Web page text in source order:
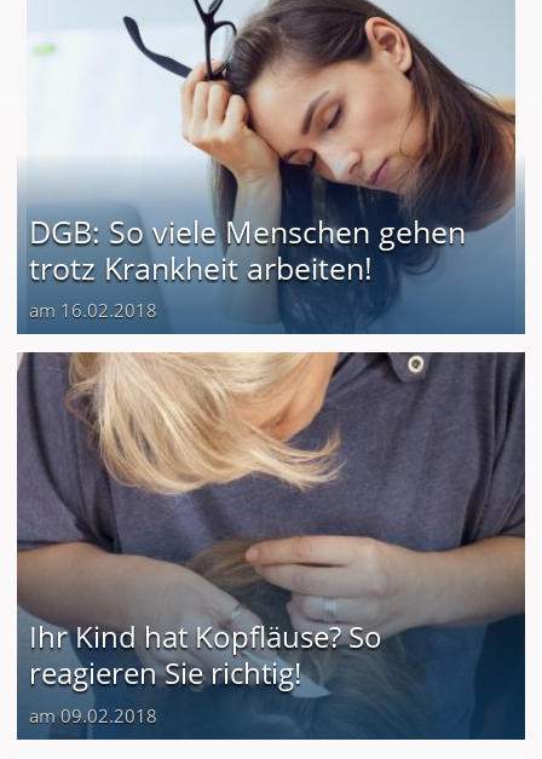
DGB: So viele Menschen gehen
trotz Krankheit arbeiten!
am 16.02.2018
Ihr Kind hat Kopfläuse? So
reagieren Sie richtig!
am 09.02.2018